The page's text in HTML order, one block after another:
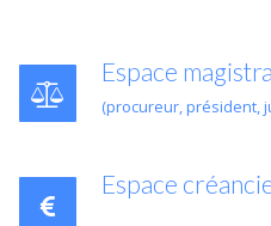
Espace
(procureur, président,
Espace